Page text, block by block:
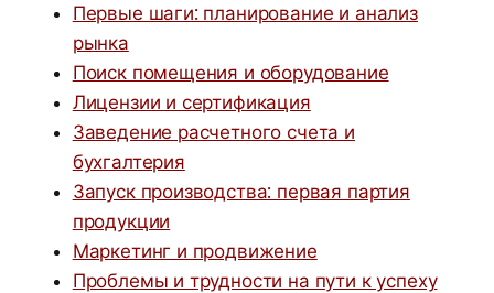
Первые шаги: планирование и анализ
рынка
Поиск помещения и оборудование
Лицензии и сертификация
Заведение расчетного счета и
бухгалтерия
Запуск производства: первая партия
продукции
Маркетинг и продвижение
Проблемы и трудности на пути к успеху